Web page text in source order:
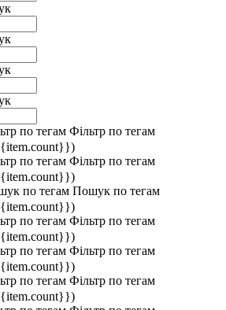
по тегам Фільтр по тегам
по тегам Фільтр по тегам
по тегам Пошук по тегам
по тегам Фільтр по тегам
по тегам Фільтр по тегам
по тегам Фільтр по тегам